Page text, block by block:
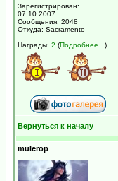
Зарегистрирован:
07.10.2007
Сообщения: 2048
Откуда: Sacramento
Награды: 2 (Подробнее... )
Вернуться к началу
mulerop